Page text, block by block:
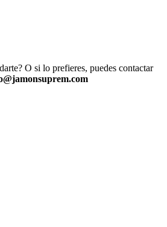
O si lo prefieres, puedes contactar